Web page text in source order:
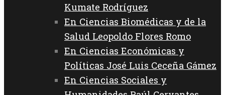
Kumate Rodríguez
En Ciencias Biomédicas y de la
Salud Leopoldo Flores Romo
En Ciencias Económicas y
Políticas José Luis Ceceña Gámez
En Ciencias Sociales y